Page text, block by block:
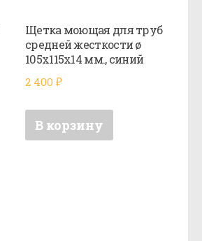
Щетка моющая для труб
средней жесткости ø
105х115х14 мм., синий
2 400₽
В корзину